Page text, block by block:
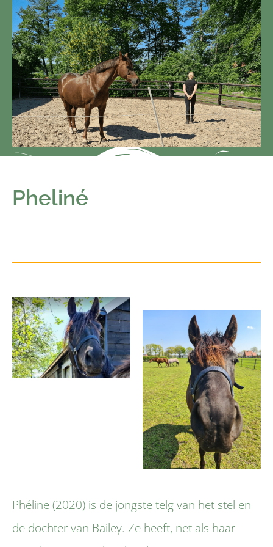
Pheliné
Phéline (2020) is de jongste telg van het stel en
de dochter van Bailey. Ze heeft, net als haar